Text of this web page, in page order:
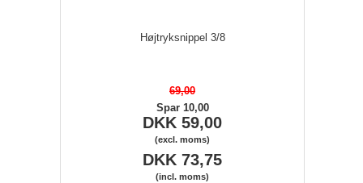
Højtryksnippel 3/8
69,00
Spar 10,00
DKK 59,00
(excl. moms)
DKK 73,75
(incl. moms)